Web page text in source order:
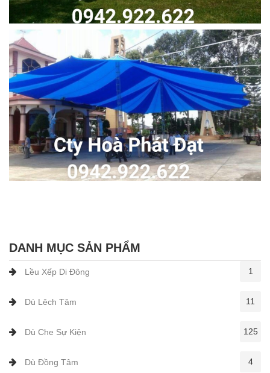
DANH MỤC SẢN PHẨM
Lều Xếp Di Đông 1
Dù Lêch Tâm 11
Dù Che Sự Kiện 125
Dù Đồng Tâm 4